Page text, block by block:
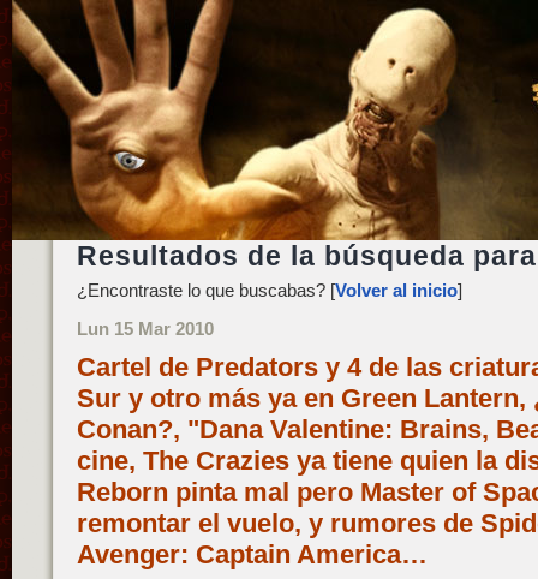
Resultados de la búsqueda
¿Encontraste lo que buscabas? [Volver al inicio]
Lun 15 Mar 2010
Cartel de Predators y 4 de las
Sur y otro más ya en Green Lantern,
Conan?, "Dana Valentine: Brains,
cine, The Crazies ya tiene quien la
Reborn pinta mal pero Master of
remontar el vuelo, y rumores de
Avenger: Captain America…